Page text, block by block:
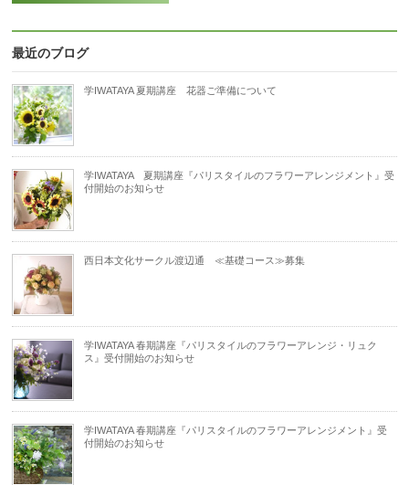
最近のブログ
学IWATAYA 夏期講座 花器ご準備について
学IWATAYA 夏期講座『パリスタイルのフラワーアレンジメント』受
付開始のお知らせ
西日本文化サークル渡辺通 ≪基礎コース≫募集
学IWATAYA 春期講座『パリスタイルのフラワーアレンジ・リュク
ス』受付開始のお知らせ
学IWATAYA 春期講座『パリスタイルのフラワーアレンジメント』受
付開始のお知らせ